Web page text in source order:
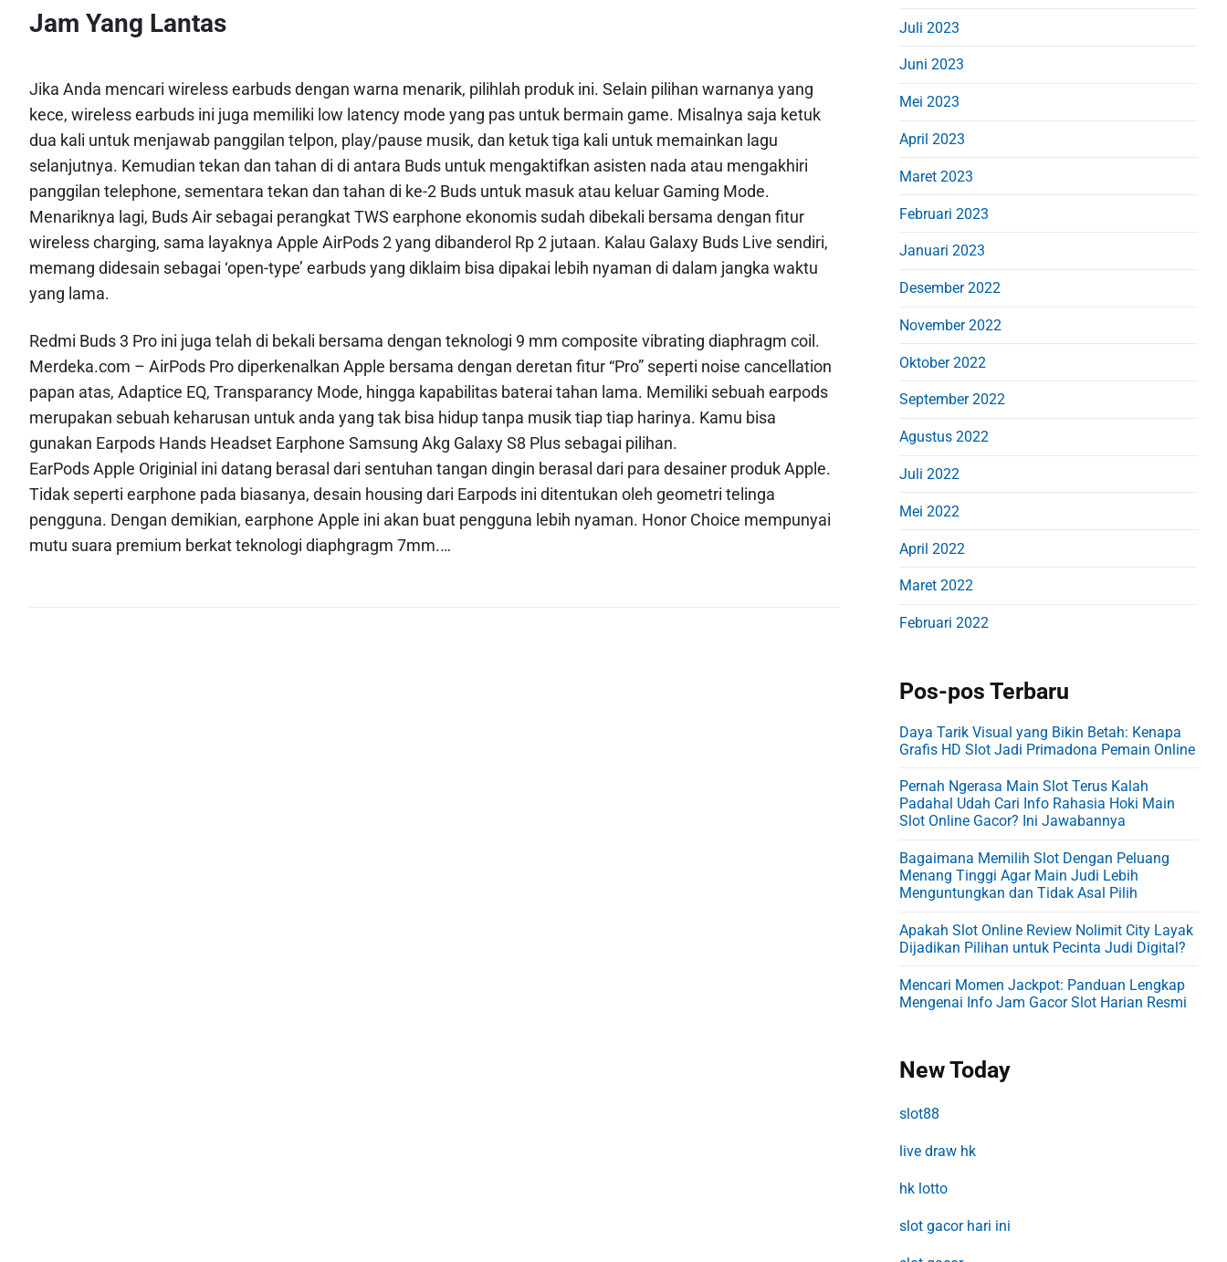
Jam Yang Lantas
Jika Anda mencari wireless earbuds dengan warna menarik, pilihlah produk ini. Selain pilihan warnanya yang
kece, wireless earbuds ini juga memiliki low latency mode yang pas untuk bermain game. Misalnya saja ketuk
dua kali untuk menjawab panggilan telpon, play/pause musik, dan ketuk tiga kali untuk memainkan lagu
selanjutnya. Kemudian tekan dan tahan di di antara Buds untuk mengaktifkan asisten nada atau mengakhiri
panggilan telephone, sementara tekan dan tahan di ke-2 Buds untuk masuk atau keluar Gaming Mode.
Menariknya lagi, Buds Air sebagai perangkat TWS earphone ekonomis sudah dibekali bersama dengan fitur
wireless charging, sama layaknya Apple AirPods 2 yang dibanderol Rp 2 jutaan. Kalau Galaxy Buds Live sendiri,
memang didesain sebagai ‘open-type’ earbuds yang diklaim bisa dipakai lebih nyaman di dalam jangka waktu
yang lama.
Redmi Buds 3 Pro ini juga telah di bekali bersama dengan teknologi 9 mm composite vibrating diaphragm coil.
Merdeka.com – AirPods Pro diperkenalkan Apple bersama dengan deretan fitur “Pro” seperti noise cancellation
papan atas, Adaptice EQ, Transparancy Mode, hingga kapabilitas baterai tahan lama. Memiliki sebuah earpods
merupakan sebuah keharusan untuk anda yang tak bisa hidup tanpa musik tiap tiap harinya. Kamu bisa
gunakan Earpods Hands Headset Earphone Samsung Akg Galaxy S8 Plus sebagai pilihan.
EarPods Apple Originial ini datang berasal dari sentuhan tangan dingin berasal dari para desainer produk Apple.
Tidak seperti earphone pada biasanya, desain housing dari Earpods ini ditentukan oleh geometri telinga
pengguna. Dengan demikian, earphone Apple ini akan buat pengguna lebih nyaman. Honor Choice mempunyai
mutu suara premium berkat teknologi diaphgragm 7mm.…
Juli 2023
Juni 2023
Mei 2023
April 2023
Maret 2023
Februari 2023
Januari 2023
Desember 2022
November 2022
Oktober 2022
September 2022
Agustus 2022
Juli 2022
Mei 2022
April 2022
Maret 2022
Februari 2022
Pos-pos Terbaru
Daya Tarik Visual yang Bikin Betah: Kenapa
Grafis HD Slot Jadi Primadona Pemain Online
Pernah Ngerasa Main Slot Terus Kalah
Padahal Udah Cari Info Rahasia Hoki Main
Slot Online Gacor? Ini Jawabannya
Bagaimana Memilih Slot Dengan Peluang
Menang Tinggi Agar Main Judi Lebih
Menguntungkan dan Tidak Asal Pilih
Apakah Slot Online Review Nolimit City Layak
Dijadikan Pilihan untuk Pecinta Judi Digital?
Mencari Momen Jackpot: Panduan Lengkap
Mengenai Info Jam Gacor Slot Harian Resmi
New Today
slot88
live draw hk
hk lotto
slot gacor hari ini